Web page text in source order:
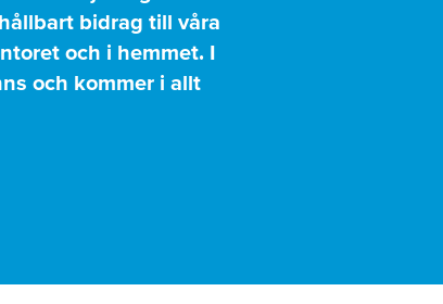
bidrag till våra
och i hemmet. I
och kommer i allt